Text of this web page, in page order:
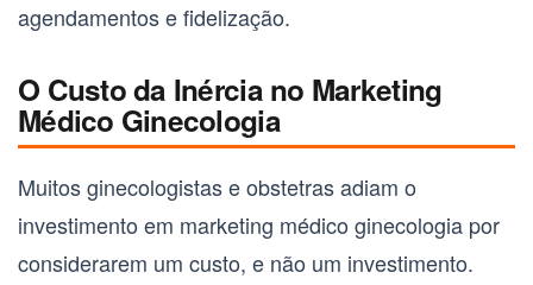
agendamentos e fidelização.
O Custo da Inércia no Marketing
Médico Ginecologia
Muitosginecologistas e obstetrasadiam o
investimento em marketing médico ginecologia por
considerarem um custo, e não um investimento.